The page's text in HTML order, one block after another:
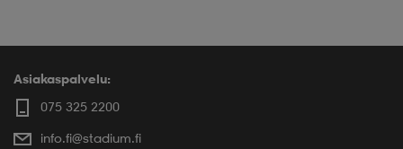
Asiakaspalvelu:
075 325 2200
info.fi@stadium.fi